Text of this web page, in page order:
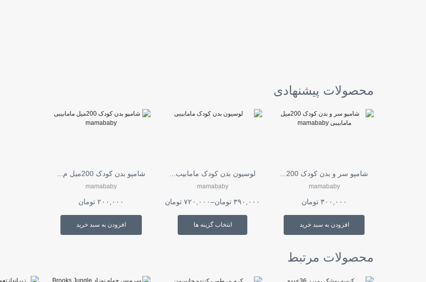
محصولات پیشنهادی
شامپو سر و بدن کودک 200...
mamababy
۳۰۰,۰۰۰ تومان
افزودن به سبد خرید
لوسیون بدن کودک مامابیب...
mamababy
۳۹۰,۰۰۰ تومان–۷۲۰,۰۰۰ تومان
انتخاب گزینه ها
شامپو بدن کودک 200میل م...
mamababy
۲۰۰,۰۰۰ تومان
افزودن به سبد خرید
محصولات مرتبط